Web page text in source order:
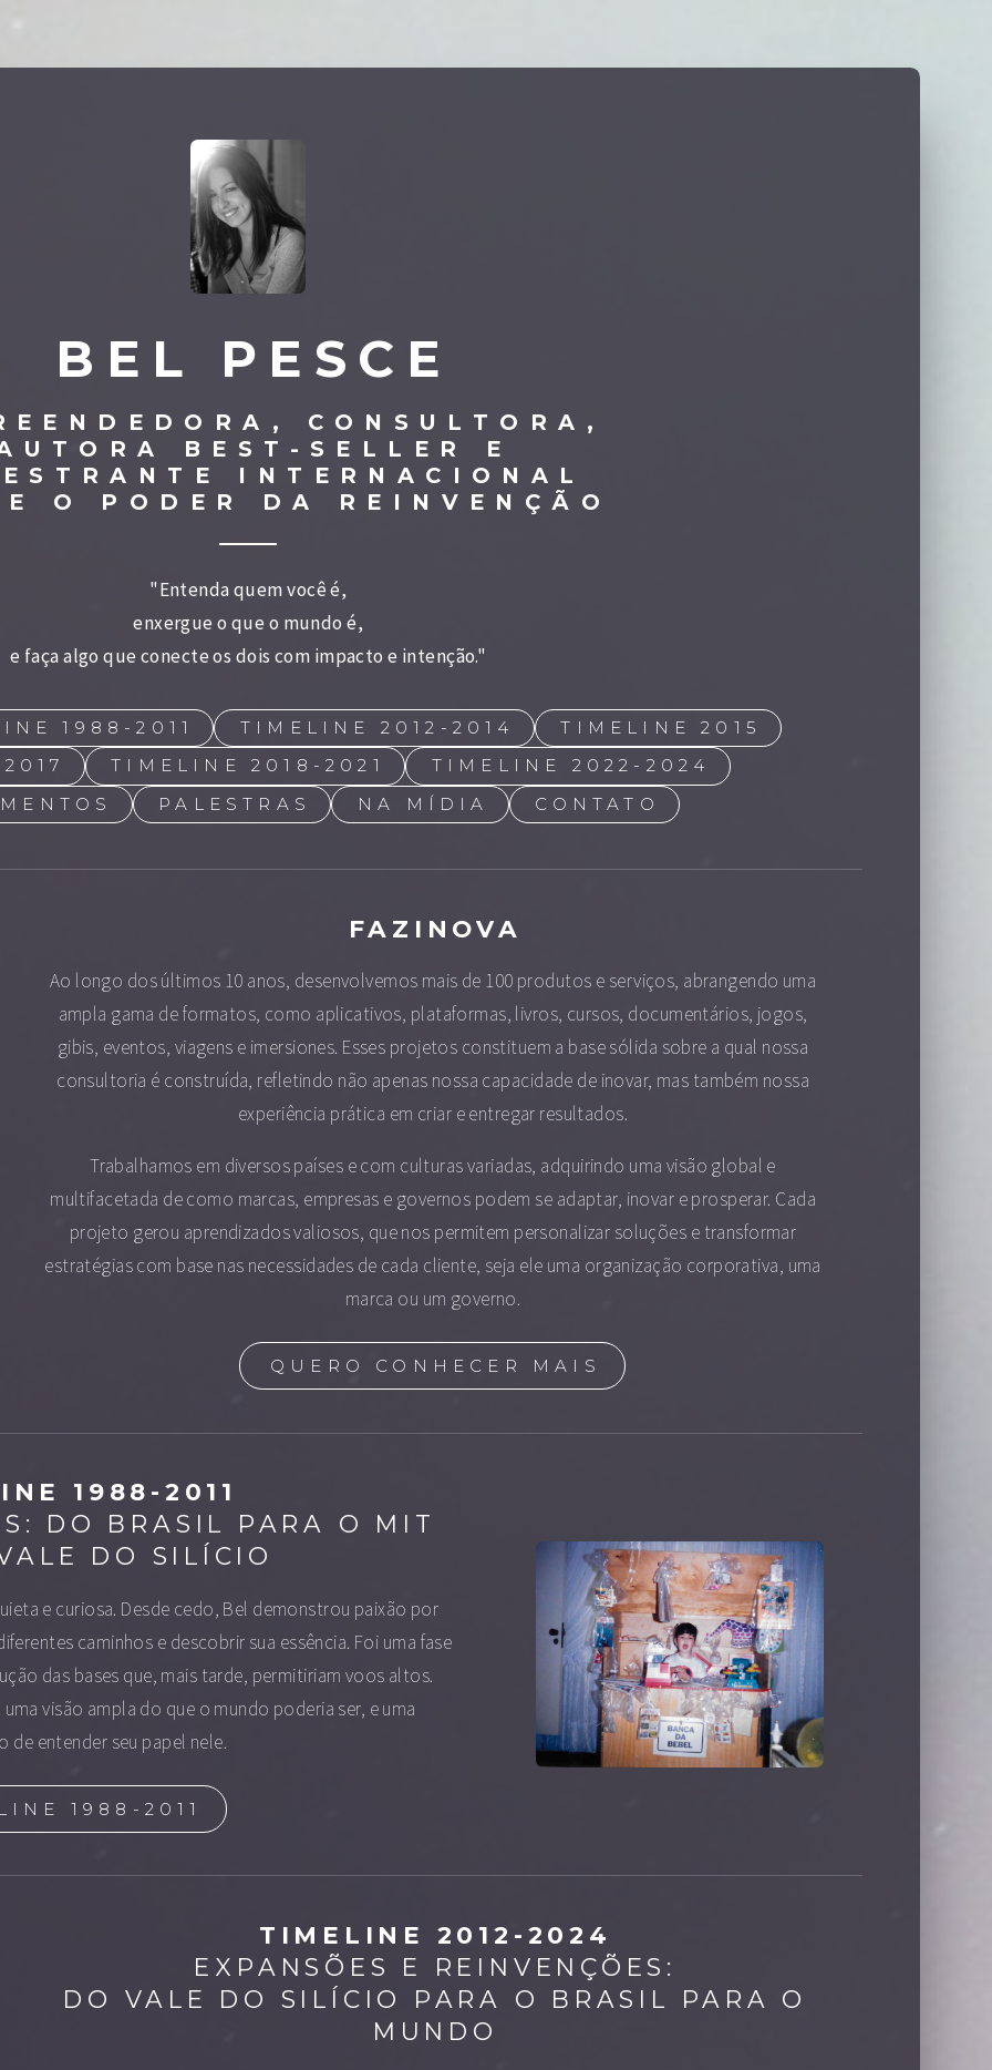
BEL PESCE
CONSULTORA,
BEST-SELLER E
INTERNACIONAL
O PODER DA REINVENÇÃO
"Entenda quem você é,
enxergue o que o mundo é,
e faça algo que conecte os dois com impacto e intenção."
1988-2011 TIMELINE 2012-2014
TIMELINE 2015
TIMELINE 2018-2021
TIMELINE 2022-2024
PALESTRAS NA MÍDIA CONTATO
FAZINOVA
Ao longo dos últimos 10 anos, desenvolvemos mais de 100 produtos e serviços, abrangendo uma
ampla gama de formatos, como aplicativos, plataformas, livros, cursos, documentários, jogos,
gibis, eventos, viagens e imersiones. Esses projetos constituem a base sólida sobre a qual nossa
consultoria é construída, refletindo não apenas nossa capacidade de inovar, mas também nossa
experiência prática em criar e entregar resultados.
Trabalhamos em diversos países e com culturas variadas, adquirindo uma visão global e
multifacetada de como marcas, empresas e governos podem se adaptar, inovar e prosperar. Cada
projeto gerou aprendizados valiosos, que nos permitem personalizar soluções e transformar
estratégias com base nas necessidades de cada cliente, seja ele uma organização corporativa, uma
marca ou um governo.
QUERO CONHECER MAIS
1988-2011
DO BRASIL PARA O MIT
DO SILÍCIO
e curiosa. Desde cedo, Bel demonstrou paixão por
caminhos e descobrir sua essência. Foi uma fase
das bases que, mais tarde, permitiriam voos altos.
visão ampla do que o mundo poderia ser, e uma
de entender seu papel nele.
1988-2011
TIMELINE 2012-2024
EXPANSÕES E REINVENÇÕES:
DO VALE DO SILÍCIO PARA O BRASIL PARA O
MUNDO